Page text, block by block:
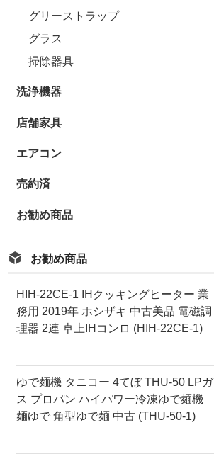
グリーストラップ
グラス
掃除器具
洗浄機器
店舗家具
エアコン
売約済
お勧め商品
お勧め商品
HIH-22CE-1 IHクッキングヒーター 業
務用 2019年 ホシザキ 中古美品 電磁調
理器 2連 卓上IHコンロ (HIH-22CE-1)
ゆで麺機 タニコー 4てぼ THU-50 LPガ
ス プロパン ハイパワー冷凍ゆで麺機
麺ゆで 角型ゆで麺 中古 (THU-50-1)